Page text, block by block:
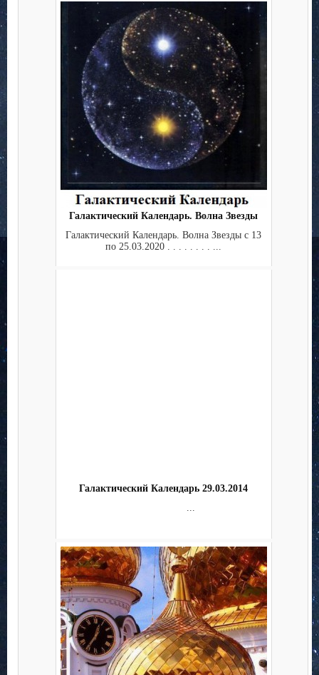
Галактический Календарь. Волна Звезды
Галактический Календарь. Волна Звезды с 13
по 25.03.2020 . . . . . . . . ...
Галактический Календарь 29.03.2014